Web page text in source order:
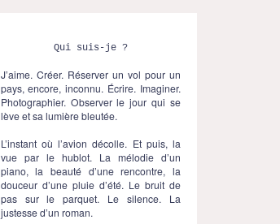
Qui suis-je ?
J’aime. Créer. Réserver un vol pour un
pays, encore, inconnu. Écrire. Imaginer.
Photographier. Observer le jour qui se
lève et sa lumière bleutée.
L’instant où l’avion décolle. Et puis, la
vue par le hublot. La mélodie d’un
piano, la beauté d’une rencontre, la
douceur d’une pluie d’été. Le bruit de
pas sur le parquet. Le silence. La
justesse d’un roman.